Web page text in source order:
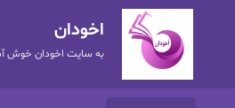
اخودان
به سایت اخودان خوش آمدید